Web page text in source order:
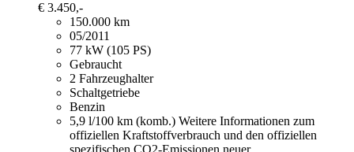
€ 3.450,-
150.000 km
05/2011
77 kW (105 PS)
Gebraucht
2 Fahrzeughalter
Schaltgetriebe
Benzin
5,9 l/100 km (komb.) Weitere Informationen zum
offiziellen Kraftstoffverbrauch und den offiziellen
spezifischen CO2-Emissionen neuer